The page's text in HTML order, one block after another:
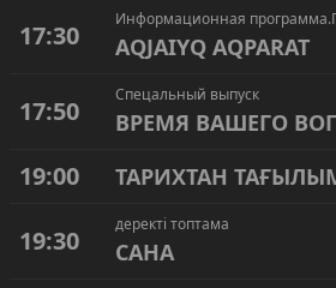
17:30
Информационная
AQJAIYQ AQPARAT
17:50
Спецальный выпуск
ВРЕМЯ ВАШЕГО
19:00 ТАРИХТАН
19:30
деректі топтама
САНА